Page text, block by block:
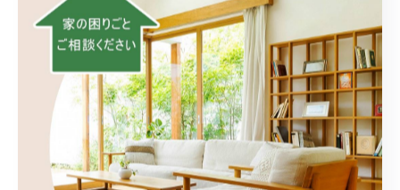
住宅の改修や設備更新、バリアフリー化、省エネ化など
を対象としています。
どちらの補助金も、申請条件や対象工事、給付金額が異
なります。例えば「中津川市住宅補助金」や「外壁塗装
助成金」などの情報は、市の補助金一覧で確認できま
す。自身の目的や状況に合わせて、最適な制度を選ぶこ
とが大切です。